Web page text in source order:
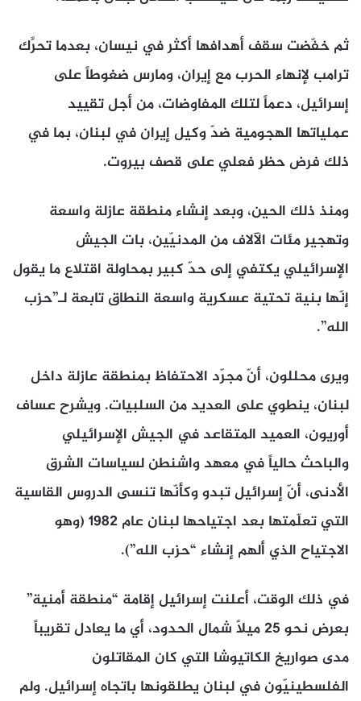
ثم خفّضت سقف أهدافها أكثر في نيسان، بعدما تحرَّك
ترامب لإنهاء الحرب مع إيران، ومارس ضغوطاً على
إسرائيل، دعماً لتلك المفاوضات، من أجل تقييد
عملياتها الهجومية ضدّ وكيل إيران في لبنان، بما في
ذلك فرض حظر فعلي على قصف بيروت.
ومنذ ذلك الحين، وبعد إنشاء منطقة عازلة واسعة
وتهجير مئات الآلاف من المدنيّين، بات الجيش
الإسرائيلي يكتفي إلى حدّ كبير بمحاولة اقتلاع ما يقول
إنّها بنية تحتية عسكرية واسعة النطاق تابعة لـ”حزب
الله”.
ويرى محللون، أنّ مجرّد الاحتفاظ بمنطقة عازلة داخل
لبنان، ينطوي على العديد من السلبيات. ويشرح عساف
أوريون، العميد المتقاعد في الجيش الإسرائيلي
والباحث حالياً في معهد واشنطن لسياسات الشرق
الأدنى، أنّ إسرائيل تبدو وكأنّها تنسى الدروس القاسية
التي تعلّمتها بعد اجتياحها لبنان عام 1982 (وهو
الاجتياح الذي ألهم إنشاء “حزب الله”).
في ذلك الوقت، أعلنت إسرائيل إقامة “منطقة أمنية”
بعرض نحو 25 ميلاً شمال الحدود، أي ما يعادل تقريباً
مدى صواريخ الكاتيوشا التي كان المقاتلون
الفلسطينيّون في لبنان يطلقونها باتجاه إسرائيل. ولم